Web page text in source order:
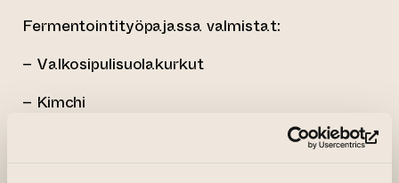
Fermentointityöpajassa valmistat:
– Valkosipulisuolakurkut
– Kimchi
Työpajasta kotiin viemisinä on paitsi maistuvia
tuliaisia, myös se fiilis, että hallitset tämän